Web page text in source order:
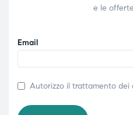
e le
Email
Autorizzo il trattamento dei